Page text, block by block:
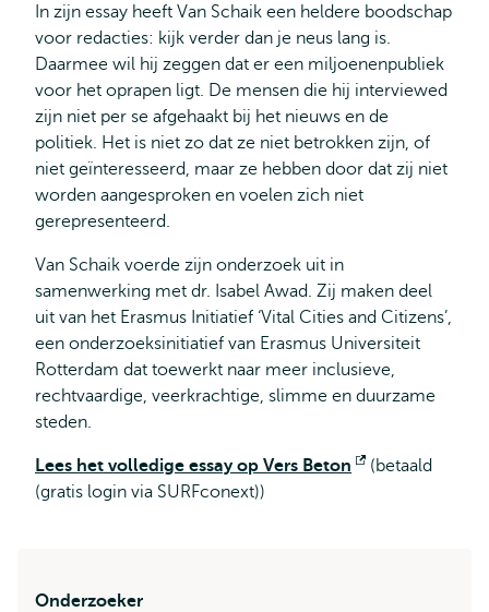
In zijn essay heeft Van Schaik een heldere boodschap
voor redacties: kijk verder dan je neus lang is.
Daarmee wil hij zeggen dat er een miljoenenpubliek
voor het oprapen ligt. De mensen die hij interviewed
zijn niet per se afgehaakt bij het nieuws en de
politiek. Het is niet zo dat ze niet betrokken zijn, of
niet geïnteresseerd, maar ze hebben door dat zij niet
worden aangesproken en voelen zich niet
gerepresenteerd.
Van Schaik voerde zijn onderzoek uit in
samenwerking met dr. Isabel Awad. Zij maken deel
uit van het Erasmus Initiatief ‘Vital Cities and Citizens’,
een onderzoeksinitiatief van Erasmus Universiteit
Rotterdam dat toewerkt naar meer inclusieve,
rechtvaardige, veerkrachtige, slimme en duurzame
steden.
Lees het volledige essay op Vers Beton
Opent
(betaald
(gratis login via SURFconext))
Onderzoeker